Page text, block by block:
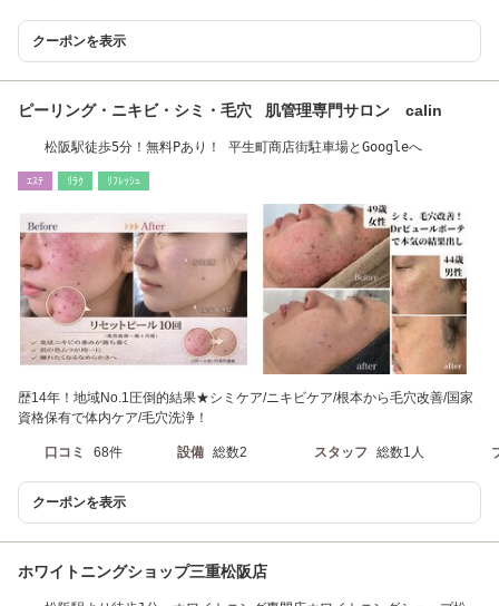
クーポンを表示
ピーリング・ニキビ・シミ・毛穴 肌管理専門サロン calin
松阪駅徒歩5分！無料Pあり！ 平生町商店街駐車場とGoogleへ
ｴｽﾃ ﾘﾗｸ ﾘﾌﾚｯｼｭ
歴14年！地域No.1圧倒的結果★シミケア/ニキビケア/根本から毛穴改善/国家
資格保有で体内ケア/毛穴洗浄！
口コミ 68件 設備 総数2 スタッフ 総数1人
クーポンを表示
ホワイトニングショップ三重松阪店